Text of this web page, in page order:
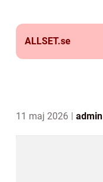
ALLSET.se
11 maj 2026 admin